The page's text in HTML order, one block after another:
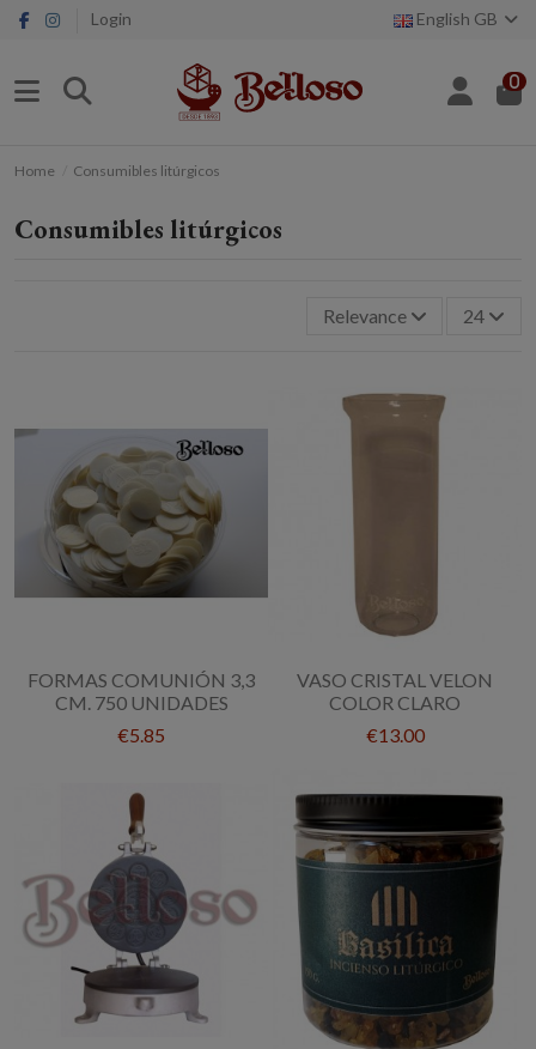
Login English GB
0
Home Consumibles litúrgicos
Consumibles litúrgicos
Relevance 24
FORMAS COMUNIÓN 3,3
CM. 750 UNIDADES
€5.85
VASO CRISTAL VELON
COLOR CLARO
€13.00